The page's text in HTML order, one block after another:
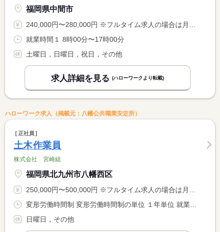
福岡県中間市
240,000円〜280,000円 ※フルタイム求人の場合は月額（換算額）、パート求人の場合は時間額を表示しています。
就業時間１ 8時00分〜17時00分
土曜日，日曜日，祝日，その他
求人詳細を見る (ハローワークより転載)
ハローワーク求人（掲載元：八幡公共職業安定所）
正社員
土木作業員
株式会社 宮崎組
福岡県北九州市八幡西区
250,000円〜500,000円 ※フルタイム求人の場合は月額（換算額）、パート求人の場合は時間額を表示しています。
日曜日，その他